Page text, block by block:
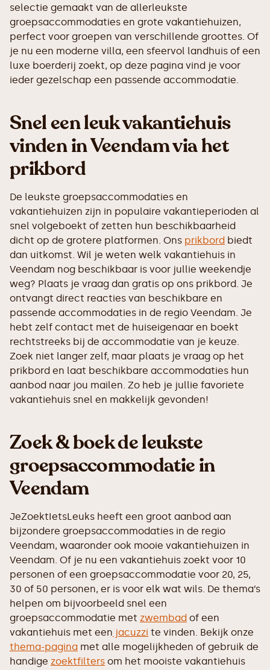
selectie gemaakt van de allerleukste
groepsaccommodaties en grote vakantiehuizen,
perfect voor groepen van verschillende groottes. Of
je nu een moderne villa, een sfeervol landhuis of een
luxe boerderij zoekt, op deze pagina vind je voor
ieder gezelschap een passende accommodatie.
Snel een leuk vakantiehuis
vinden in Veendam via het
prikbord
De leukste groepsaccommodaties en
vakantiehuizen zijn in populaire vakantieperioden al
snel volgeboekt of zetten hun beschikbaarheid
dicht op de grotere platformen. Ons prikbord biedt
dan uitkomst. Wil je weten welk vakantiehuis in
Veendam nog beschikbaar is voor jullie weekendje
weg? Plaats je vraag dan gratis op ons prikbord. Je
ontvangt direct reacties van beschikbare en
passende accommodaties in de regio Veendam. Je
hebt zelf contact met de huiseigenaar en boekt
rechtstreeks bij de accommodatie van je keuze.
Zoek niet langer zelf, maar plaats je vraag op het
prikbord en laat beschikbare accommodaties hun
aanbod naar jou mailen. Zo heb je jullie favoriete
vakantiehuis snel en makkelijk gevonden!
Zoek & boek de leukste
groepsaccommodatie in
Veendam
JeZoektIetsLeuks heeft een groot aanbod aan
bijzondere groepsaccommodaties in de regio
Veendam, waaronder ook mooie vakantiehuizen in
Veendam. Of je nu een vakantiehuis zoekt voor 10
personen of een groepsaccommodatie voor 20, 25,
30 of 50 personen, er is voor elk wat wils. De thema’s
helpen om bijvoorbeeld snel een
groepsaccommodatie met zwembad of een
vakantiehuis met een jacuzzi te vinden. Bekijk onze
thema-pagina met alle mogelijkheden of gebruik de
handige zoektfilters om het mooiste vakantiehuis